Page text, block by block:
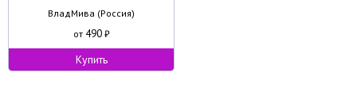
ВладМива (Россия)
от 490₽
Купить